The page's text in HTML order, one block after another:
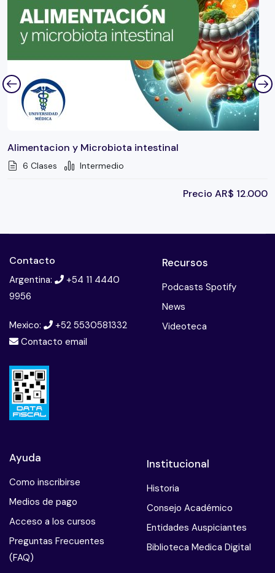
Alimentacion y Microbiota intestinal
6 Clases Intermedio
Precio AR$ 12.000
Contacto
Argentina:
+54 11 4440
9956
Mexico:
+52 5530581332
Contacto email
Recursos
Podcasts Spotify
News
Videoteca
Ayuda
Como inscribirse
Medios de pago
Acceso a los cursos
Preguntas Frecuentes
(FAQ)
Institucional
Historia
Consejo Académico
Entidades Auspiciantes
Biblioteca Medica Digital